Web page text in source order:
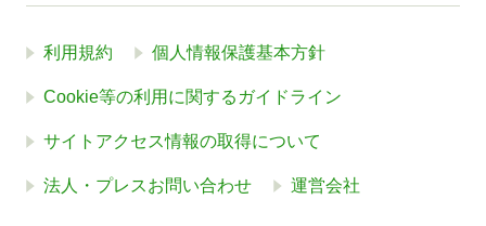
利用規約 個人情報保護基本方針
Cookie等の利用に関するガイドライン
サイトアクセス情報の取得について
法人・プレスお問い合わせ 運営会社